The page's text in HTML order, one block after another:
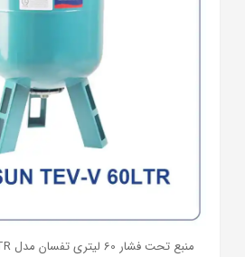
منبع تحت فشار 60 لیتری تفسان مدل TAFSUN TEV-V 60LTR